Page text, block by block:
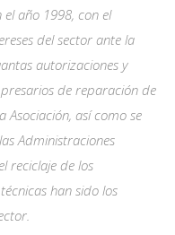
el año 1998, con el
del sector ante la
autorizaciones y
de reparación de
Asociación, así como se
Administraciones
reciclaje de los
han sido los